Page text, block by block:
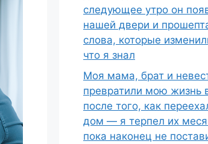
следующее утро он
нашей двери и
слова, которые
что я знал
Моя мама, брат и
превратили мою жизнь
после того, как
дом — я терпел их
пока наконец не